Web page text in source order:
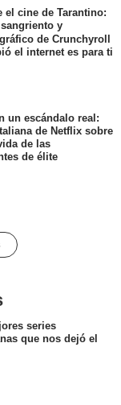
el cine de Tarantino:
y
de Crunchyroll
el internet es para ti
un escándalo real:
de Netflix sobre
de las
de élite
series
que nos dejó el